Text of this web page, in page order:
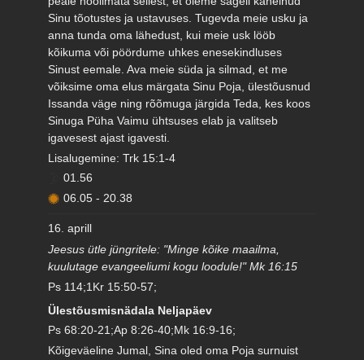
Sinu tõotustes ja ustavuses. Tugevda meie usku ja
anna tunda oma lähedust, kui meie usk lööb
kõikuma või pöördume uhkes enesekindluses
Sinust eemale. Ava meie süda ja silmad, et me
võiksime oma elus märgata Sinu Poja, ülestõusnud
Issanda väge ning rõõmuga järgida Teda, kes koos
Sinuga Püha Vaimu ühtsuses elab ja valitseb
igavesest ajast igavesti.
Lisalugemine: Trk 15:1-4
01.56
06.05 - 20.38
16. aprill
Jeesus ütle jüngritele: "Minge kõike maailma,
kuulutage evangeeliumi kogu loodule!" Mk 16:15
Ps 114;1Kr 15:50-57;
Ülestõusmisnädala Neljapäev
Ps 68:20-21;Ap 8:26-40;Mk 16:9-16;
Kõigeväeline Jumal, Sina oled oma Poja surnuist